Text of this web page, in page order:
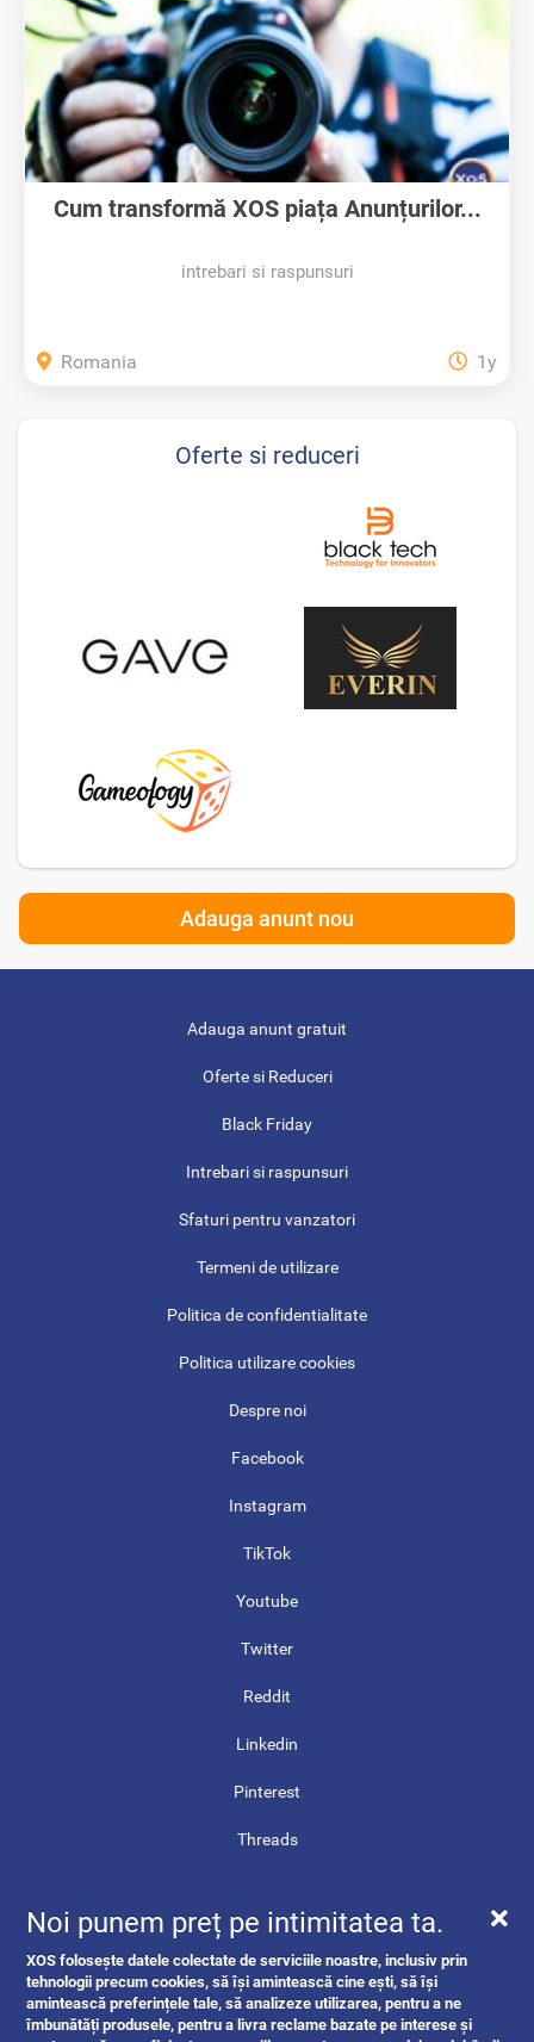
Cum transformă XOS piața Anunțurilor...
intrebari si raspunsuri
Romania 1y
Oferte si reduceri
Adauga anunt nou
Adauga anunt gratuit
Oferte si Reduceri
Black Friday
Intrebari si raspunsuri
Sfaturi pentru vanzatori
Termeni de utilizare
Politica de confidentialitate
Politica utilizare cookies
Despre noi
Facebook
Instagram
TikTok
Youtube
Twitter
Reddit
Linkedin
Pinterest
Threads
Harta site-ului
ANPC
Noi punem preț pe intimitatea ta.
XOS folosește datele colectate de serviciile noastre, inclusiv prin
tehnologii precum cookies, să își amintească cine ești, să își
amintească preferințele tale, să analizeze utilizarea, pentru a ne
îmbunătăți produsele, pentru a livra reclame bazate pe interese și